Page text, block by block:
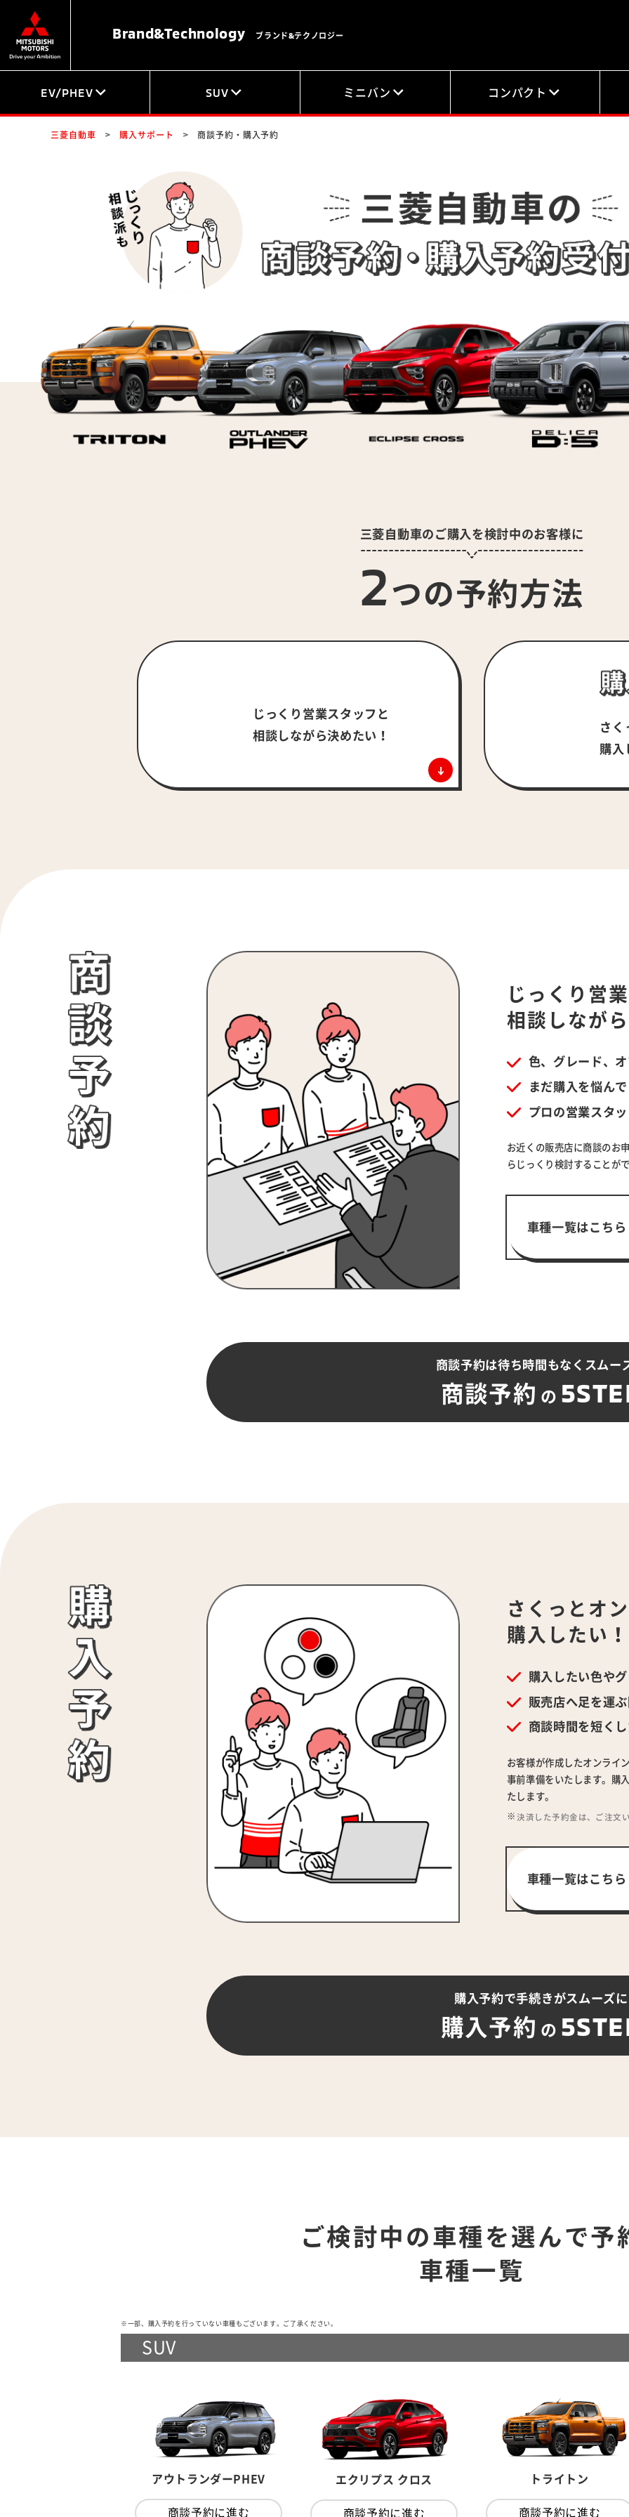
Brand&Technology ブランド&テクノロジー
EV/PHEV SUV ミニバン コンパクト
三菱自動車 購入サポート 商談予約・購入予約
三菱自動車のご購入を検討中のお客様に
2つの予約方法
じっくり営業スタッフと
相談しながら決めたい！
さく
購入
じっくり営
相談しなが
色、グレード、
まだ購入を悩ん
プロの営業スタ
お近くの販売店に商談のお
らじっくり検討することが
車種一覧はこちら
商談予約は待ち時間もなくスムー
商談予約 の
さくっとオ
購入したい！
購入したい色や
販売店へ足を運
商談時間を短く
お客様が作成したオンライ
事前準備をいたします。購
たします。
決済した予約金は、ご注文
車種一覧はこちら
購入予約で手続きがスムーズに
購入予約 の
ご検討中の車種を選んで予
車種一覧
※一部、購入予約を行っていない車種もございます。ご了承ください。
SUV
アウトランダーPHEV
商談予約に進む
エクリプス クロス
商談予約に進む
トライトン
商談予約に進む